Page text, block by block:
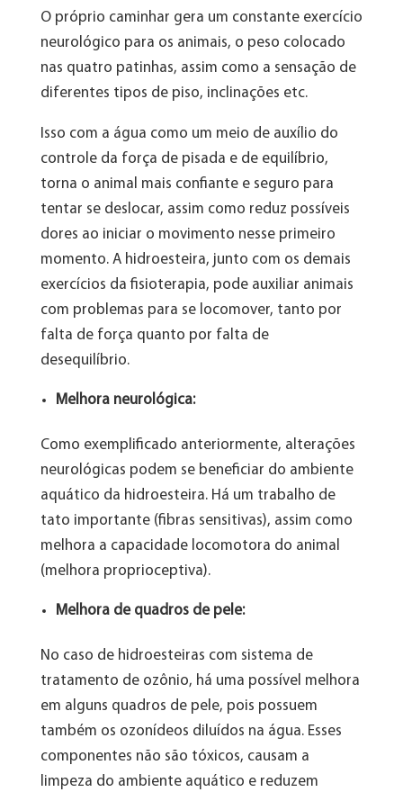
O próprio caminhar gera um constante exercício
neurológico para os animais, o peso colocado
nas quatro patinhas, assim como a sensação de
diferentes tipos de piso, inclinações etc.
Isso com a água como um meio de auxílio do
controle da força de pisada e de equilíbrio,
torna o animal mais confiante e seguro para
tentar se deslocar, assim como reduz possíveis
dores ao iniciar o movimento nesse primeiro
momento. A hidroesteira, junto com os demais
exercícios da fisioterapia, pode auxiliar animais
com problemas para se locomover, tanto por
falta de força quanto por falta de
desequilíbrio.
Melhora neurológica:
Como exemplificado anteriormente, alterações
neurológicas podem se beneficiar do ambiente
aquático da hidroesteira. Há um trabalho de
tato importante (fibras sensitivas), assim como
melhora a capacidade locomotora do animal
(melhora proprioceptiva).
Melhora de quadros de pele:
No caso de hidroesteiras com sistema de
tratamento de ozônio, há uma possível melhora
em alguns quadros de pele, pois possuem
também os ozonídeos diluídos na água. Esses
componentes não são tóxicos, causam a
limpeza do ambiente aquático e reduzem